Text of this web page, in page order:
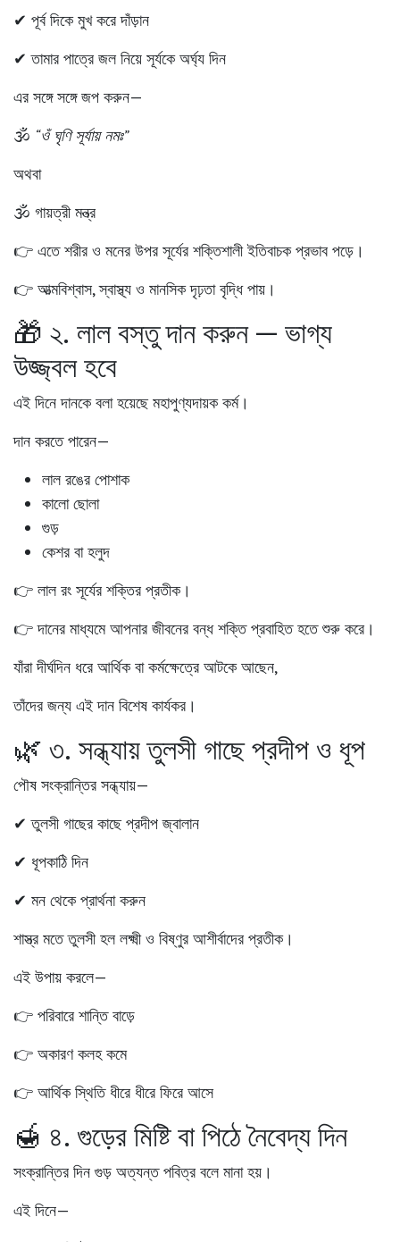
✔ পূর্ব দিকে মুখ করে দাঁড়ান
✔ তামার পাত্রে জল নিয়ে সূর্যকে অর্ঘ্য দিন
এর সঙ্গে সঙ্গে জপ করুন—
🕉️ “ওঁ ঘৃণি সূর্যায় নমঃ”
অথবা
🕉️ গায়ত্রী মন্ত্র
👉 এতে শরীর ও মনের উপর সূর্যের শক্তিশালী ইতিবাচক প্রভাব পড়ে।
👉 আত্মবিশ্বাস, স্বাস্থ্য ও মানসিক দৃঢ়তা বৃদ্ধি পায়।
🎁 ২. লাল বস্তু দান করুন — ভাগ্য
উজ্জ্বল হবে
এই দিনে দানকে বলা হয়েছে মহাপুণ্যদায়ক কর্ম।
দান করতে পারেন—
লাল রঙের পোশাক
কালো ছোলা
গুড়
কেশর বা হলুদ
👉 লাল রং সূর্যের শক্তির প্রতীক।
👉 দানের মাধ্যমে আপনার জীবনের বন্ধ শক্তি প্রবাহিত হতে শুরু করে।
যাঁরা দীর্ঘদিন ধরে আর্থিক বা কর্মক্ষেত্রে আটকে আছেন,
তাঁদের জন্য এই দান বিশেষ কার্যকর।
🌿 ৩. সন্ধ্যায় তুলসী গাছে প্রদীপ ও ধূপ
পৌষ সংক্রান্তির সন্ধ্যায়—
✔ তুলসী গাছের কাছে প্রদীপ জ্বালান
✔ ধূপকাঠি দিন
✔ মন থেকে প্রার্থনা করুন
শাস্ত্র মতে তুলসী হল লক্ষ্মী ও বিষ্ণুর আশীর্বাদের প্রতীক।
এই উপায় করলে—
👉 পরিবারে শান্তি বাড়ে
👉 অকারণ কলহ কমে
👉 আর্থিক স্থিতি ধীরে ধীরে ফিরে আসে
🍯 ৪. গুড়ের মিষ্টি বা পিঠে নৈবেদ্য দিন
সংক্রান্তির দিন গুড় অত্যন্ত পবিত্র বলে মানা হয়।
এই দিনে—